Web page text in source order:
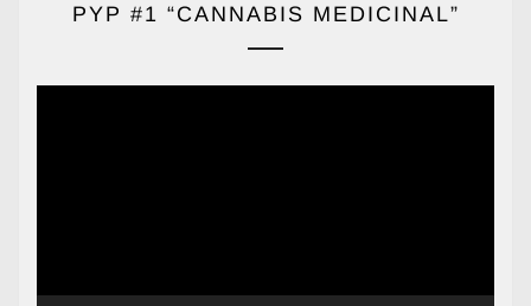
PYP #1 “CANNABIS MEDICINAL”